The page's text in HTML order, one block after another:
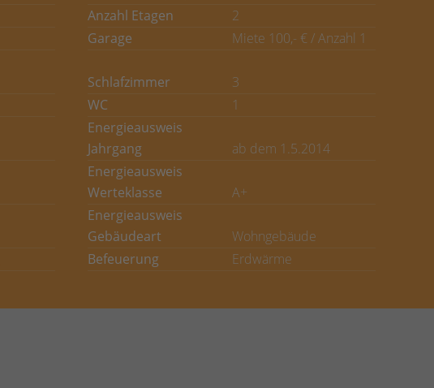
Anzahl Etagen
2
Garage
Miete 100,- € / Anzahl 1
Schlafzimmer
3
WC 1
Energieausweis
Jahrgang
ab dem 1.5.2014
Energieausweis
Werteklasse
A+
Energieausweis
Gebäudeart
Wohngebäude
Befeuerung Erdwärme